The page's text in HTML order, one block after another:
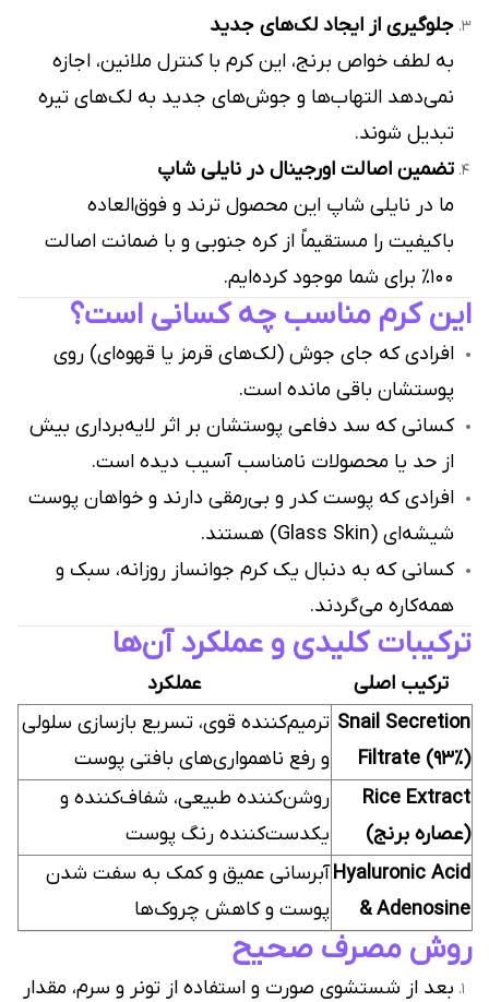
جلوگیری از ایجاد لک‌های جدید
به لطف خواص برنج، این کرم با کنترل ملانین، اجازه
نمی‌دهد التهاب‌ها و جوش‌های جدید به لک‌های تیره
تبدیل شوند.
تضمین اصالت اورجینال در نایلی شاپ
ما در نایلی شاپ این محصول ترند و فوق‌العاده
باکیفیت را مستقیماً از کره جنوبی و با ضمانت اصالت
۱۰۰٪ برای شما موجود کرده‌ایم.
این کرم مناسب چه کسانی است؟
افرادی که جای جوش (لک‌های قرمز یا قهوه‌ای) روی
پوستشان باقی مانده است.
کسانی که سد دفاعی پوستشان بر اثر لایه‌برداری بیش
از حد یا محصولات نامناسب آسیب دیده است.
افرادی که پوست کدر و بی‌رمقی دارند و خواهان پوست
شیشه‌ای (Glass Skin) هستند.
کسانی که به دنبال یک کرم جوانساز روزانه، سبک و
همه‌کاره می‌گردند.
ترکیبات کلیدی و عملکرد آن‌ها
ترکیب اصلی
عملکرد
Snail Secretion
Filtrate (۹۳٪)
ترمیم‌کننده قوی، تسریع بازسازی سلولی
و رفع ناهمواری‌های بافتی پوست
Rice Extract
(عصاره برنج)
روشن‌کننده طبیعی، شفاف‌کننده و
یکدست‌کننده رنگ پوست
Hyaluronic Acid
& Adenosine
آبرسانی عمیق و کمک به سفت شدن
پوست و کاهش چروک‌ها
روش مصرف صحیح
بعد از شستشوی صورت و استفاده از تونر و سرم، مقدار